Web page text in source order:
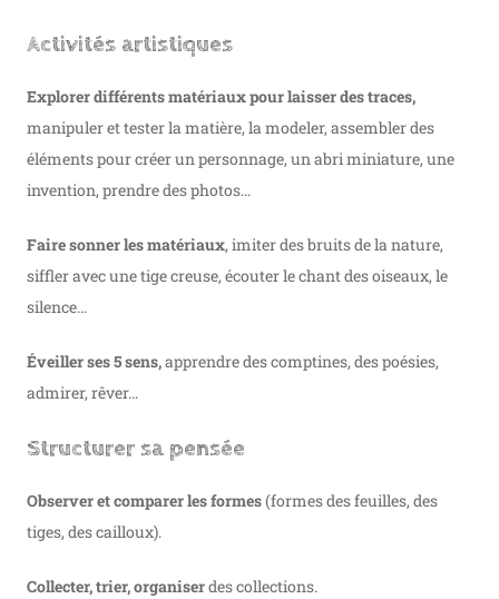
Activités artistiques
Explorer différents matériaux pour laisser des traces,
manipuler et tester la matière, la modeler, assembler des
éléments pour créer un personnage, un abri miniature, une
invention, prendre des photos…
Faire sonner les matériaux, imiter des bruits de la nature,
siffler avec une tige creuse, écouter le chant des oiseaux, le
silence…
Éveiller ses 5 sens,apprendre des comptines, des poésies,
admirer, rêver…
Structurer sa pensée
Observer et comparer les formes(formes des feuilles, des
tiges, des cailloux).
Collecter, trier, organiserdes collections.